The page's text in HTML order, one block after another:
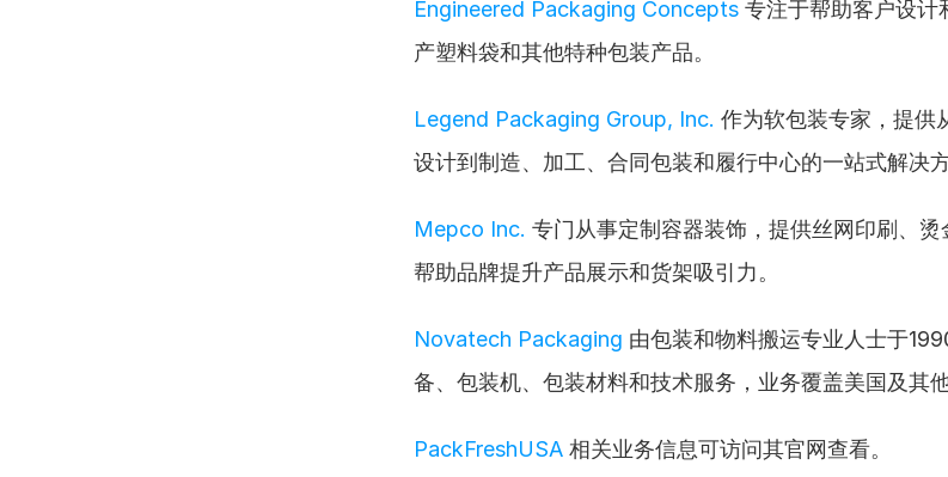
Engineered Packaging Concepts 专注于帮助客户设计
产塑料袋和其他特种包装产品。
Legend Packaging Group, Inc. 作为软包装专家，提供
设计到制造、加工、合同包装和履行中心的一站式解决方
Mepco Inc. 专门从事定制容器装饰，提供丝网印刷、烫
帮助品牌提升产品展示和货架吸引力。
Novatech Packaging 由包装和物料搬运专业人士于
备、包装机、包装材料和技术服务，业务覆盖美国及其他
PackFreshUSA 相关业务信息可访问其官网查看。